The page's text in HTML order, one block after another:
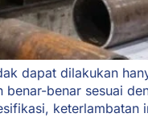
dapat dilakukan
benar sesuai